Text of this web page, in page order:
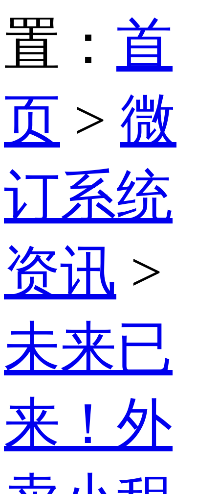
置： 首
页 > 微
订系统
资讯 >
未来已
来！外